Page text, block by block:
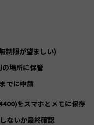
制限が望ましい)
の場所に保管
でに申請
をスマホとメモに保存
ないか最終確認